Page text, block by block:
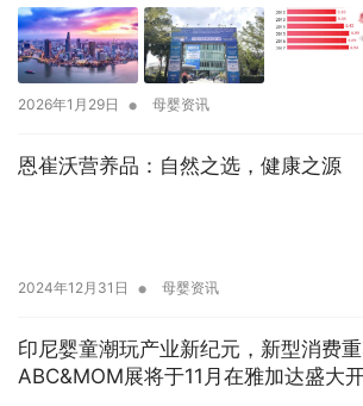
2026年1月29日 • 母婴资讯
恩崔沃营养品：自然之选，健康之源
2024年12月31日 • 母婴资讯
印尼婴童潮玩产业新纪元，新型消费重
ABC&MOM展将于11月在雅加达盛大开